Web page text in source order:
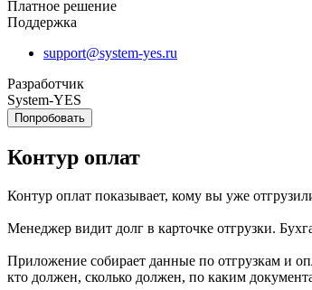
Платное решение
Поддержка
support@system-yes.ru
Разработчик
System-YES
Попробовать
Контур оплат
Контур оплат показывает, кому вы уже
Менеджер видит долг в карточке отгрузки.
Приложение собирает данные по отгрузкам и
кто должен, сколько должен, по каким